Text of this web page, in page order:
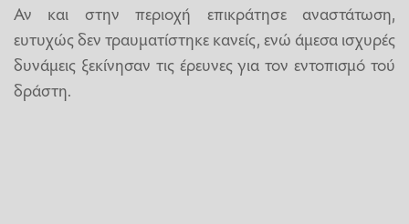
Αν και στην περιοχή επικράτησε αναστάτωση,
ευτυχώς δεν τραυματίστηκε κανείς, ενώ άμεσα ισχυρές
δυνάμεις ξεκίνησαν τις έρευνες για τον εντοπισμό τού
δράστη.